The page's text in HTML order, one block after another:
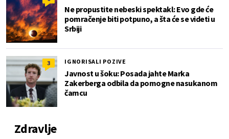
Ne propustite nebeski spektakl: Evo gde će
pomračenje biti potpuno, a šta će se videti u
Srbiji
3 IGNORISALI POZIVE
Javnost u šoku: Posada jahte Marka
Zakerberga odbila da pomogne nasukanom
čamcu
Zdravlje